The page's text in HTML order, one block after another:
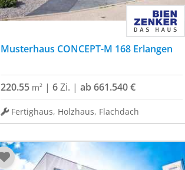
Musterhaus CONCEPT-M 168 Erlangen
220.55 m² | 6Zi. | ab 661.540 €
Fertighaus, Holzhaus, Flachdach